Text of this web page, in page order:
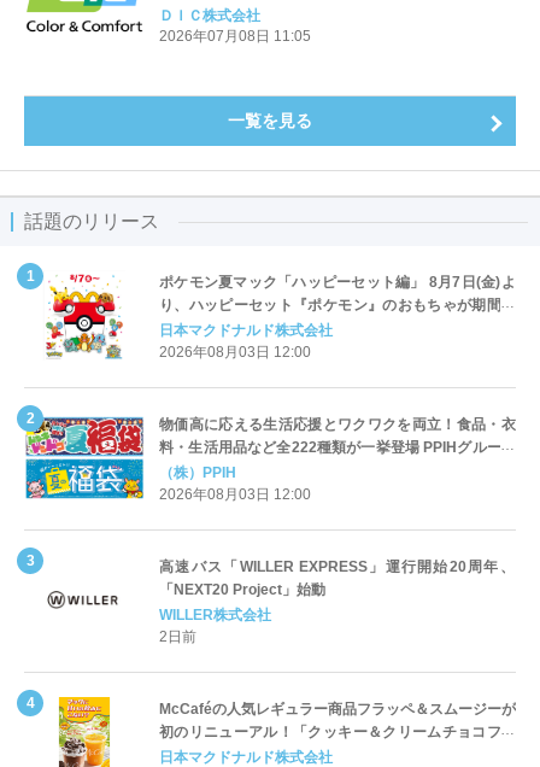
ＤＩＣ株式会社
2026年07月08日 11:05
一覧を見る
話題のリリース
ポケモン夏マック「ハッピーセット編」 8月7日(金)よ
り、ハッピーセット『ポケモン』のおもちゃが期間限
定登場
日本マクドナルド株式会社
2026年08月03日 12:00
物価高に応える生活応援とワクワクを両立！食品・衣
料・生活用品など全222種類が一挙登場 PPIHグループ
「夏福袋」＆セール 8月6日(木)より順次スタート
（株）PPIH
2026年08月03日 12:00
高速バス「WILLER EXPRESS」運行開始20周年、
「NEXT20 Project」始動
WILLER株式会社
2日前
McCaféの人気レギュラー商品フラッペ＆スムージーが
初のリニューアル！「クッキー＆クリームチョコフラ
ッペ」「マンゴースムージー」8月5日（水）から販売
日本マクドナルド株式会社